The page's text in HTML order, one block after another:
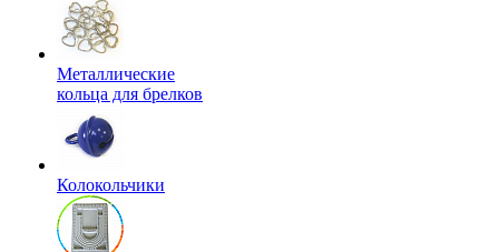
Металлические
кольца для брелков
Колокольчики